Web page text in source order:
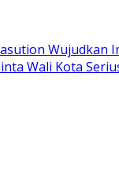
Wujudkan
Wali Kota